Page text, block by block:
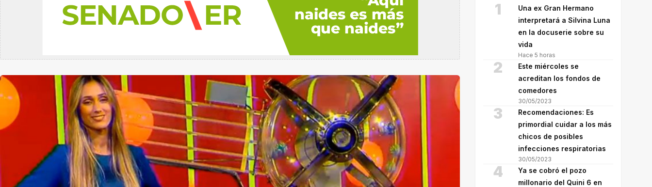
1
Una ex Gran Hermano
interpretará a Silvina Luna
en la docuserie sobre su
vida
Hace 5 horas
2
Este miércoles se
acreditan los fondos de
comedores
30/05/2023
3
Recomendaciones: Es
primordial cuidar a los más
chicos de posibles
infecciones respiratorias
30/05/2023
4
Ya se cobró el pozo
millonario del Quini 6 en